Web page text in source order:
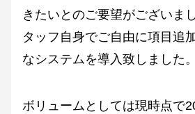
きたいとのご要望がございま
タッフ自身でご自由に項目追
なシステムを導入致しました。
ボリュームとしては現時点で